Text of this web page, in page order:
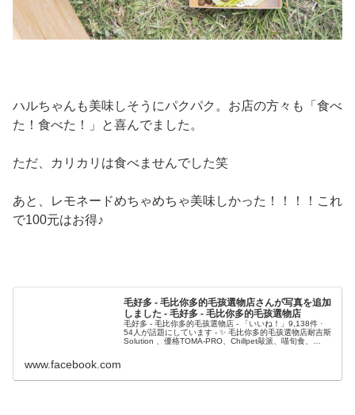
ハルちゃんも美味しそうにパクパク。お店の方々も「食べ
た！食べた！」と喜んでました。
ただ、カリカリは食べませんでした笑
あと、レモネードめちゃめちゃ美味しかった！！！！これ
で100元はお得♪
毛好多 - 毛比你多的毛孩選物店さんが写真を追加
しました - 毛好多 - 毛比你多的毛孩選物店
毛好多 - 毛比你多的毛孩選物店 - 「いいね！」9,138件 ·
54人が話題にしています - ✨ 毛比你多的毛孩選物店耐吉斯
Solution 、優格TOMA-PRO、Chillpet敲派、喵旬食、
www.facebook.com